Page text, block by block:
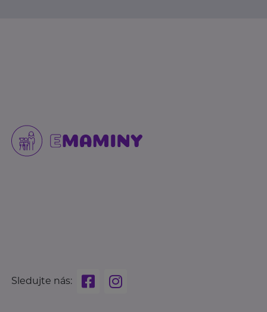
Sledujte nás: